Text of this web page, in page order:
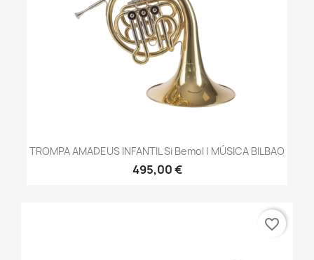
TROMPA AMADEUS INFANTIL Si Bemol | MÚSICA BILBAO
495,00 €
favorite_border